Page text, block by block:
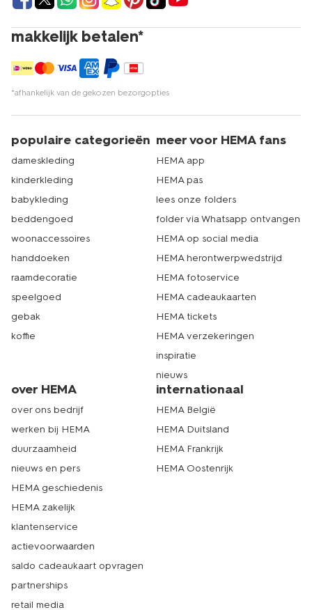
makkelijk betalen*
*afhankelijk van de gekozen bezorgopties
populaire categorieën
dameskleding
kinderkleding
babykleding
beddengoed
woonaccessoires
handdoeken
raamdecoratie
speelgoed
gebak
koffie
meer voor HEMA fans
HEMA app
HEMA pas
lees onze folders
folder via Whatsapp ontvangen
HEMA op social media
HEMA herontwerpwedstrijd
HEMA fotoservice
HEMA cadeaukaarten
HEMA tickets
HEMA verzekeringen
inspiratie
nieuws
over HEMA
over ons bedrijf
werken bij HEMA
duurzaamheid
nieuws en pers
HEMA geschiedenis
HEMA zakelijk
klantenservice
actievoorwaarden
saldo cadeaukaart opvragen
partnerships
retail media
internationaal
HEMA België
HEMA Duitsland
HEMA Frankrijk
HEMA Oostenrijk